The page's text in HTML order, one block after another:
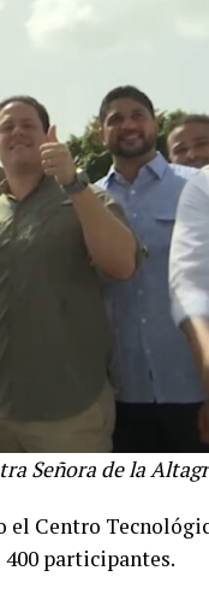
Señora de la
Centro
400 participantes.